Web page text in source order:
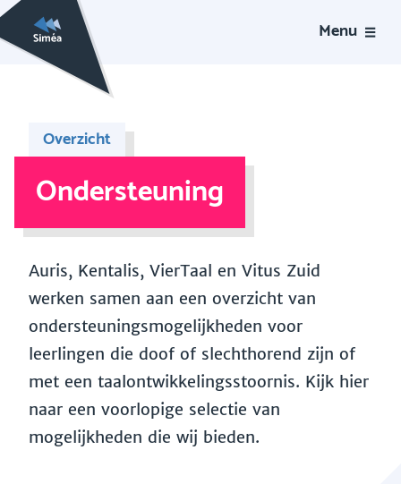
Menu
Overzicht
Ondersteuning
Auris, Kentalis, VierTaal en Vitus Zuid
werken samen aan een overzicht van
ondersteuningsmogelijkheden voor
leerlingen die doof of slechthorend zijn of
met een taalontwikkelingsstoornis. Kijk hier
naar een voorlopige selectie van
mogelijkheden die wij bieden.